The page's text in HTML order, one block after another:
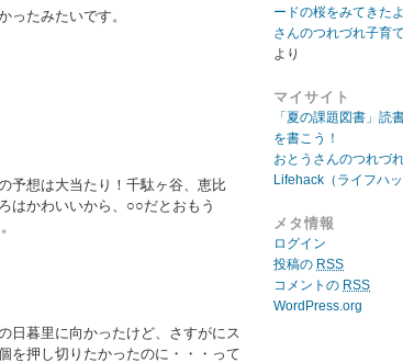
ったみたいです。
予想は大当たり！千駄ヶ谷、恵比
はかわいいから、○○だとおもう
日暮里に向かったけど、さすがにス
を押し切りたかったのに・・・って
ードの桜をみてきた
さんのつれづれ子育
より
マイサイト
「夏の課題図書」読
を書こう！
おとうさんのつれづ
Lifehack（ライフハ
メタ情報
ログイン
投稿の RSS
コメントの RSS
WordPress.org